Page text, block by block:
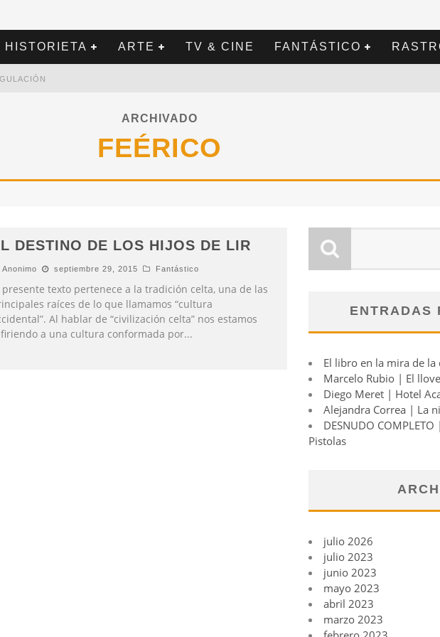
HISTORIETA ARTE TV & CINE FANTÁSTICO
ARCHIVADO
FEÉRICO
DESTINO DE LOS HIJOS DE LIR
Anonimo septiembre 29, 2015 Fantástico
presente texto pertenece a la tradición celta, una de las
raíces de lo que llamamos “cultura
Al hablar de “civilización celta” nos estamos
a una cultura conformada por...
ENTRADAS
El libro en la mira de la
Marcelo Rubio | El
Diego Meret | Hotel
Alejandra Correa | La
DESNUDO
Pistolas
julio 2026
julio 2023
junio 2023
mayo 2023
abril 2023
marzo 2023